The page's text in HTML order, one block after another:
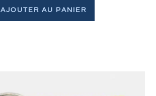
AJOUTER AU PANIER